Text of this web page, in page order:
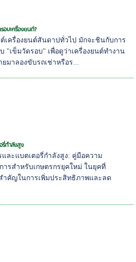
อบเครื่องยนต์?
เครื่องยนต์สันดาปทั่วไป มักจะชินกับการ
"เข็มวัดรอบ" เพื่อดูว่าเครื่องยนต์ทำงาน
มาลองขับรถเช่าหรือร...
รี่กำลังสูง
ละแบตเตอรี่กำลังสูง: คู่มือความ
รสำหรับเกษตรกรยุคใหม่ ในยุคที่
ำคัญในการเพิ่มประสิทธิภาพและลด